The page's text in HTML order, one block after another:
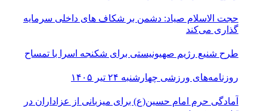
حجت الاسلام صیاد: دشمن بر شکاف‌ های داخلی سرمایه‌
گذاری می‌کند
طرح شنیع رژیم صهیونیستی برای شکنجه اسرا با تمساح
روزنامه‌های ورزشی چهارشنبه ۲۴ تیر ۱۴۰۵
آمادگی حرم امام حسین(ع) برای میزبانی از عزاداران در